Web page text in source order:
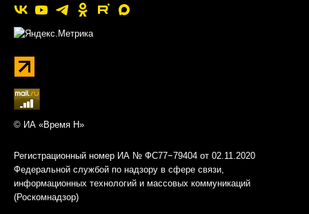
© ИА «Время Н»
Регистрационный номер ИА № ФС77−79404 от 02.11.2020
Федеральной службой по надзору в сфере связи,
информационных технологий и массовых коммуникаций
(Роскомнадзор)